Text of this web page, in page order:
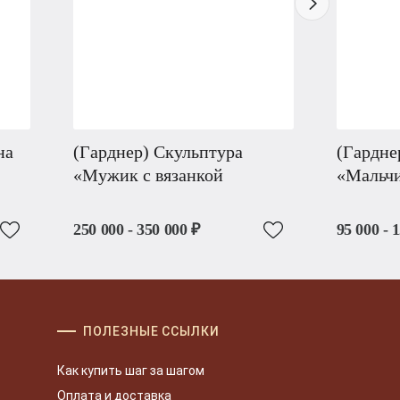
(Гарднер) Скульптура
«Мужик с вязанкой
250 000 - 350 000 ₽ 95 000 -
ПОЛЕЗНЫЕ ССЫЛКИ
Как купить шаг за шагом
Оплата и доставка